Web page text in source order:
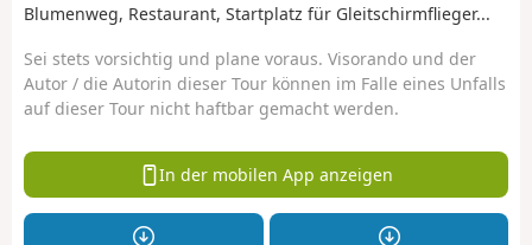
Blumenweg, Restaurant, Startplatz für Gleitschirmflieger...
Sei stets vorsichtig und plane voraus. Visorando und der
Autor / die Autorin dieser Tour können im Falle eines Unfalls
auf dieser Tour nicht haftbar gemacht werden.
In der mobilen App anzeigen